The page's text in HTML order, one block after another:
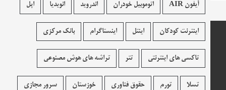
آیفون AIR اتوموبیل خودران اندروید انویدیا اپل
اینترنت کودکان اینتل اینستاگرام بانک مرکزی
تاکسی های اینترنتی تتر تراشه های هوش مصنوعی
تسلا تورم حقوق فناوری خوزستان سرور مجازی